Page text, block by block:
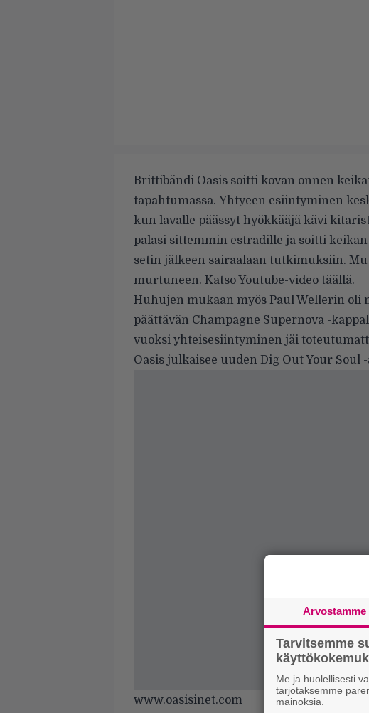
Brittibändi Oasis soitti kovan onnen
tapahtumassa. Yhtyeen esiintyminen
kun lavalle päässyt hyökkääjä kävi
palasi sittemmin estradille ja soitti
setin jälkeen sairaalaan tutkimuksiin.
murtuneen. Katso Youtube-video täällä.
Huhujen mukaan myös Paul Wellerin oli
päättävän Champagne Supernova -
vuoksi yhteisesiintyminen jäi
Oasis julkaisee uuden Dig Out Your Soul
www.oasisinet.com
Tarvitsemme
Me ja huolellisesti
tarjotaksemme
mainoksia.